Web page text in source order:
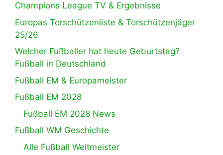
Champions League TV & Ergebnisse
Europas Torschützenliste & Torschützenjäger
25/26
Welcher Fußballer hat heute Geburtstag?
Fußball in Deutschland
Fußball EM & Europameister
Fußball EM 2028
Fußball EM 2028 News
Fußball WM Geschichte
Alle Fußball Weltmeister